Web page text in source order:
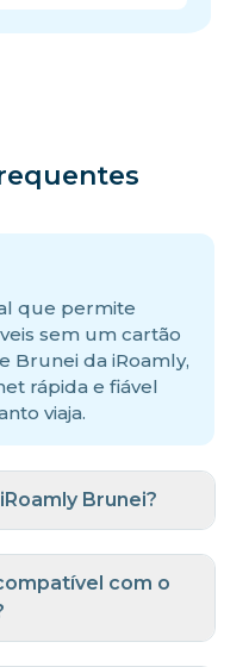
que permite
sem um cartão
Brunei da iRoamly,
rápida e fiável
viaja.
Brunei?
com o